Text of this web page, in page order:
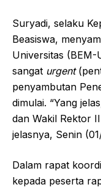
Suryadi, selaku
Beasiswa,
Universitas (BEM-
sangat urgent
penyambutan
dimulai. “Yang
dan Wakil Rektor
jelasnya, Senin
Dalam rapat
kepada peserta